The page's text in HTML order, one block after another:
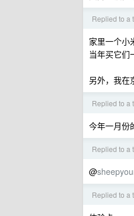
Replied to a
家里一个小
当年买它们
另外，我在
Replied to a
今年一月份
Replied to a
@
Replied to a